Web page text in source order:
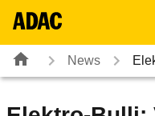
News